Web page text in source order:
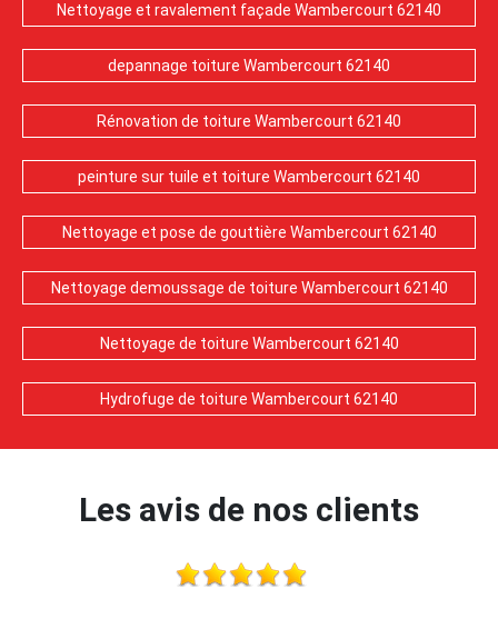
Nettoyage et ravalement façade Wambercourt 62140
depannage toiture Wambercourt 62140
Rénovation de toiture Wambercourt 62140
peinture sur tuile et toiture Wambercourt 62140
Nettoyage et pose de gouttière Wambercourt 62140
Nettoyage demoussage de toiture Wambercourt 62140
Nettoyage de toiture Wambercourt 62140
Hydrofuge de toiture Wambercourt 62140
Les avis de nos clients